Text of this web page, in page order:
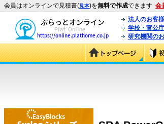
会員はオンラインで見積書(見本)を無料で作成できます 会
法人のお客
学校・官公
研究機関の